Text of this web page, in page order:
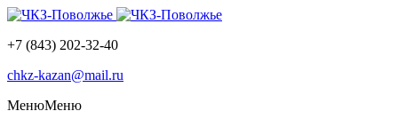
+7 (843) 202-32-40
chkz-kazan@mail.ru
МенюМеню